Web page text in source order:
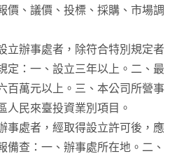
價、議價、投標、採購、市場調
立辦事處者，除符合特別規定者
定：一、設立三年以上。二、最
百萬元以上。三、本公司所營事
人民來臺投資業別項目。
事處者，經取得設立許可後，應
備查：一、辦事處所在地。二、